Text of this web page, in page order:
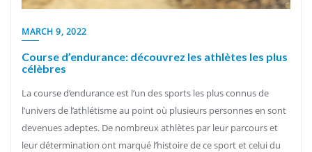
MARCH 9, 2022
Course d’endurance: découvrez les athlètes les plus
célèbres
La course d’endurance est l’un des sports les plus connus de
l’univers de l’athlétisme au point où plusieurs personnes en sont
devenues adeptes. De nombreux athlètes par leur parcours et
leur détermination ont marqué l’histoire de ce sport et celui du